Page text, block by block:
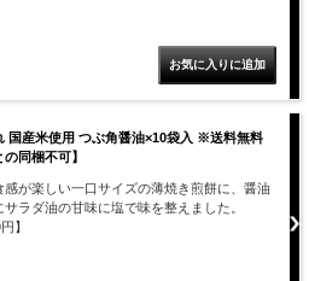
国産米使用 つぶ角醤油×10袋入 ※送料無料
の同梱不可】
感が楽しい一口サイズの薄焼き煎餅に、醤油
ラダ油の甘味に塩で味を整えました。
】